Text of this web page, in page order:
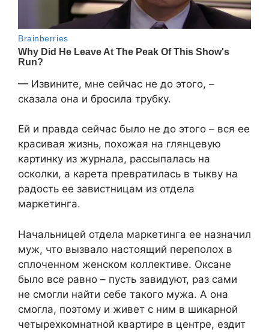
— Извините, мне сейчас не до этого, –
сказала она и бросила трубку.
Ей и правда сейчас было не до этого – вся ее
красивая жизнь, похожая на глянцевую
картинку из журнала, рассыпалась на
осколки, а карета превратилась в тыкву на
радость ее завистницам из отдела
маркетинга.
Начальницей отдела маркетинга ее назначил
муж, что вызвало настоящий переполох в
сплоченном женском коллективе. Оксане
было все равно – пусть завидуют, раз сами
не смогли найти себе такого мужа. А она
смогла, поэтому и живет с ним в шикарной
четырехкомнатной квартире в центре, ездит